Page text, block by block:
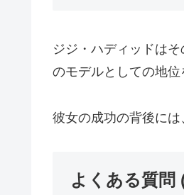
ジジ・ハディッドは
のモデルとしての地
彼女の成功の背後に
よくある質問